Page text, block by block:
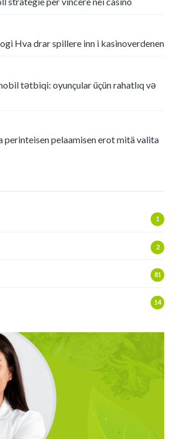
Hva drar spillere inn i kasinoverdenen
tətbiqi: oyunçular üçün rahatlıq və
perinteisen pelaamisen erot mitä valita
1
2
81
14